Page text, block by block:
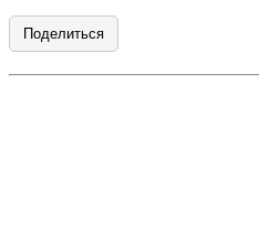
Поделиться